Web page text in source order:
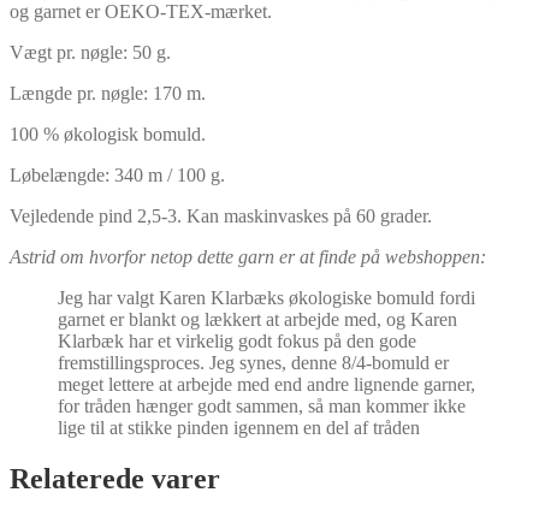
og garnet er OEKO-TEX-mærket.
Vægt pr. nøgle: 50 g.
Længde pr. nøgle: 170 m.
100 % økologisk bomuld.
Løbelængde: 340 m / 100 g.
Vejledende pind 2,5-3. Kan maskinvaskes på 60 grader.
Astrid om hvorfor netop dette garn er at finde på webshoppen:
Jeg har valgt Karen Klarbæks økologiske bomuld fordi
garnet er blankt og lækkert at arbejde med, og Karen
Klarbæk har et virkelig godt fokus på den gode
fremstillingsproces. Jeg synes, denne 8/4-bomuld er
meget lettere at arbejde med end andre lignende garner,
for tråden hænger godt sammen, så man kommer ikke
lige til at stikke pinden igennem en del af tråden
Relaterede varer